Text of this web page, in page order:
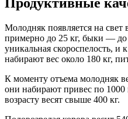
Продуктивные
Молодняк появляется на
примерно до 25 кг, быки — до
уникальная скороспелость, и
набирают вес около 180 кг,
К моменту отъема молодняк
они набирают привес по 1000
возрасту весят свыше 400 кг.